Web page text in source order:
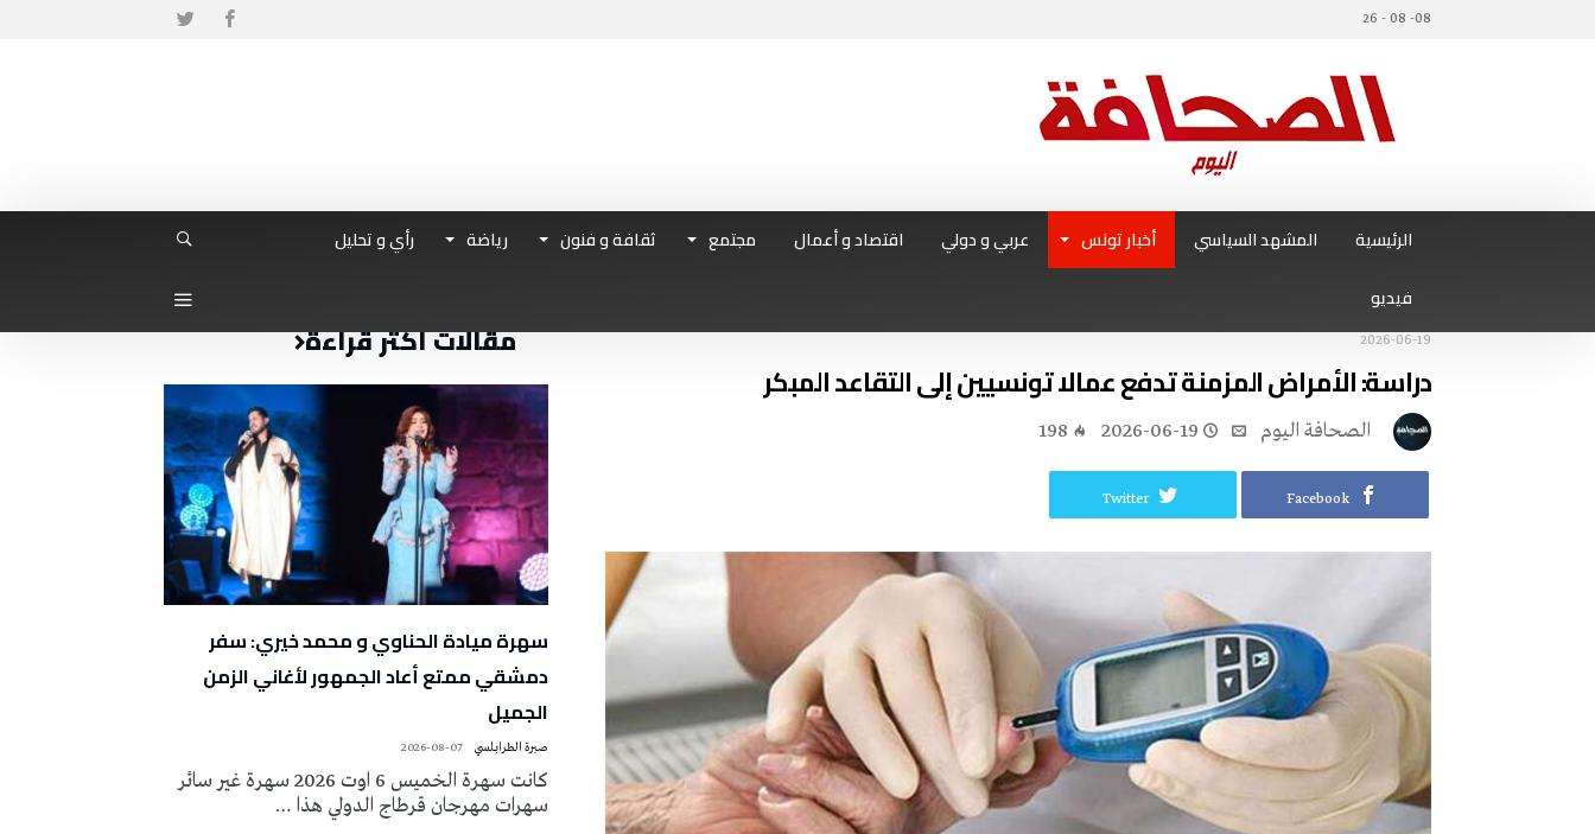
08- 08 - 26
الرئيسية المشهد السياسي أخبار تونس عربي و دولي اقتصاد و أعمال مجتمع ثقافة و فنون رياضة
رأي و تحليل
فيديو
2026-06-19
دراسة: الأمراض المزمنة تدفع عمالا تونسيين إلى التقاعد المبكر
2026-06-19
198
Facebook
Twitter
مقالات أكثر قراءة
سهرة ميادة الحناوي و محمد خيري: سفر
دمشقي ممتع أعاد الجمهور لأغاني الزمن
الجميل
صبرة الطرابلسي 2026-08-07
كانت سهرة الخميس 6 اوت 2026 سهرة غير سائر
سهرات مهرجان قرطاج الدولي هذا …